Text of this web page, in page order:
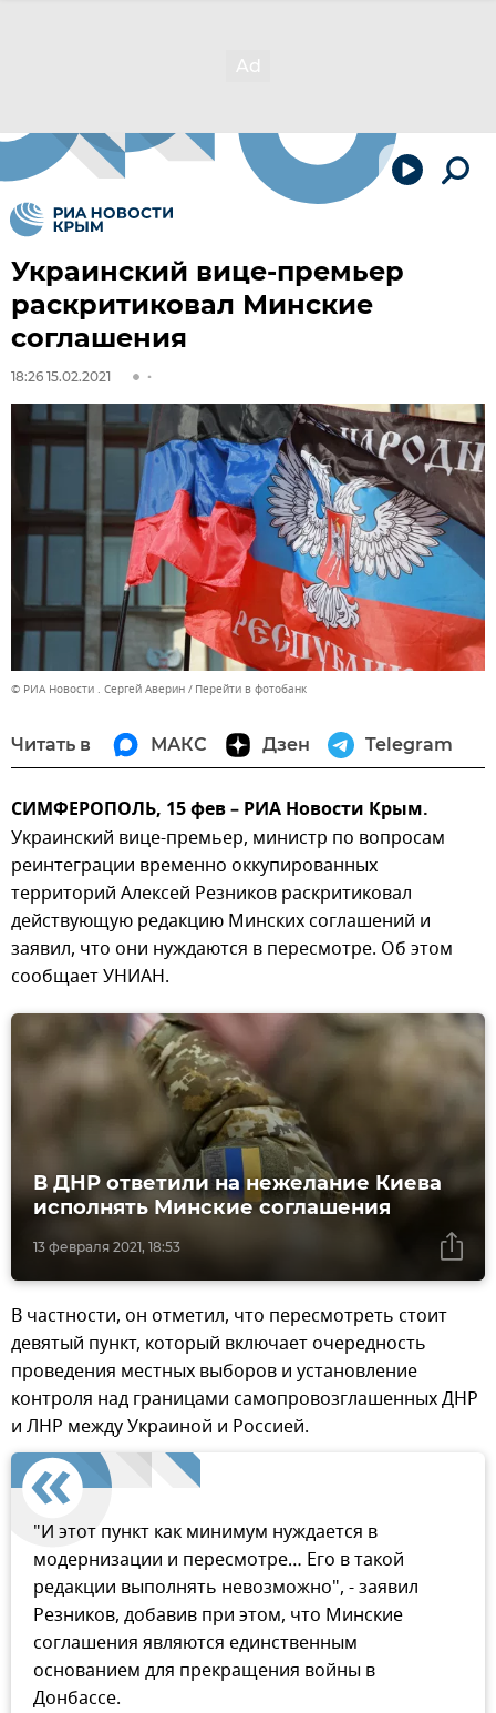
Украинский вице-премьер
раскритиковал Минские
соглашения
18:26 15.02.2021
© РИА Новости . Сергей Аверин Перейти в фотобанк
Читать в МАКС Дзен Telegram
СИМФЕРОПОЛЬ, 15 фев – РИА Новости Крым.
Украинский вице-премьер, министр по вопросам
реинтеграции временно оккупированных
территорий Алексей Резников раскритиковал
действующую редакцию Минских соглашений и
заявил, что они нуждаются в пересмотре. Об этом
сообщает УНИАН.
13 февраля 2021, 18:53
В ДНР ответили на нежелание Киева
исполнять Минские соглашения
В частности, он отметил, что пересмотреть стоит
девятый пункт, который включает очередность
проведения местных выборов и установление
контроля над границами самопровозглашенных ДНР
и ЛНР между Украиной и Россией.
"И этот пункт как минимум нуждается в
модернизации и пересмотре… Его в такой
редакции выполнять невозможно", - заявил
Резников, добавив при этом, что Минские
соглашения являются единственным
основанием для прекращения войны в
Донбассе.